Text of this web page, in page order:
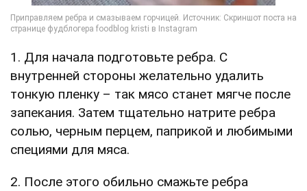
1. Для начала подготовьте ребра. С
внутренней стороны желательно удалить
тонкую пленку – так мясо станет мягче после
запекания. Затем тщательно натрите ребра
солью, черным перцем, паприкой и любимыми
специями для мяса.
2. После этого обильно смажьте ребра